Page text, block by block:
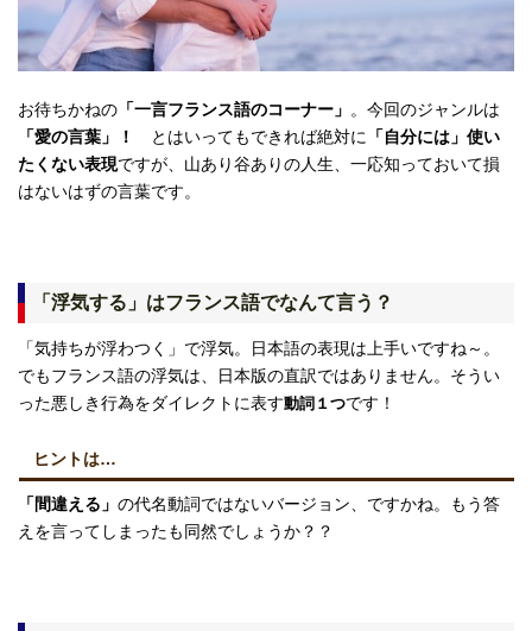
お待ちかねの 「一言フランス語のコーナー」 。今回のジャンルは
「愛の言葉」！
とはいってもできれば絶対に
「自分には」使い
たくない表現ですが、山あり谷ありの人生、一応知っておいて損
はないはずの言葉です。
「浮気する」はフランス語でなんて言う？
「気持ちが浮わつく」で浮気。日本語の表現は上手いですね～。
でもフランス語の浮気は、日本版の直訳ではありません。そうい
った悪しき行為をダイレクトに表す動詞１つです！
ヒントは…
「間違える」 の代名動詞ではないバージョン、ですかね。もう答
えを言ってしまったも同然でしょうか？？